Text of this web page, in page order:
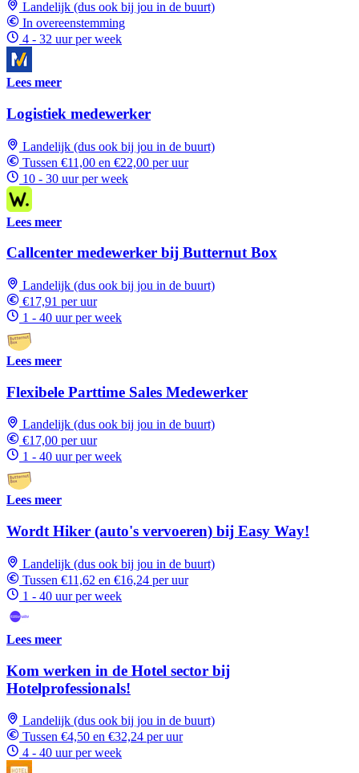
Landelijk (dus ook bij jou in de buurt)
In overeenstemming
4 - 32 uur per week
Lees meer
Logistiek medewerker
Landelijk (dus ook bij jou in de buurt)
Tussen €11,00 en €22,00 per uur
10 - 30 uur per week
Lees meer
Callcenter medewerker bij Butternut Box
Landelijk (dus ook bij jou in de buurt)
€17,91 per uur
1 - 40 uur per week
Lees meer
Flexibele Parttime Sales Medewerker
Landelijk (dus ook bij jou in de buurt)
€17,00 per uur
1 - 40 uur per week
Lees meer
Wordt Hiker (auto's vervoeren) bij Easy Way!
Landelijk (dus ook bij jou in de buurt)
Tussen €11,62 en €16,24 per uur
1 - 40 uur per week
Lees meer
Kom werken in de Hotel sector bij
Hotelprofessionals!
Landelijk (dus ook bij jou in de buurt)
Tussen €4,50 en €32,24 per uur
4 - 40 uur per week